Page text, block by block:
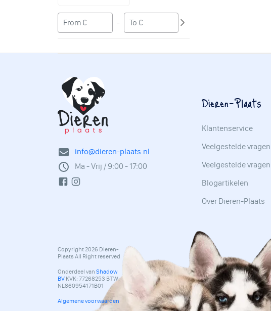
-
info@dieren-plaats.nl
Ma - Vrij / 9:00 - 17:00
Copyright 2026 Dieren-
Plaats All Right reserved
Onderdeel van Shadow
BV KVK: 77268253 BTW:
NL860954171B01
Algemene voorwaarden
Dieren-Plaats
Klantenservice
Veelgestelde
Veelgestelde
Blogartikelen
Over Dieren-Plaats